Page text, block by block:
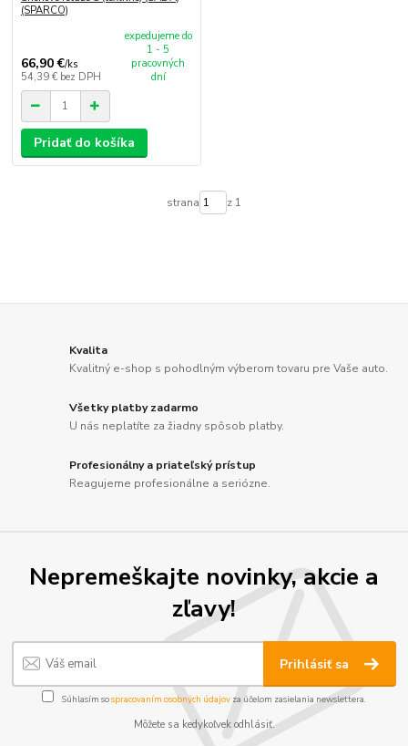
(SPARCO)
66,90 €/ks
54,39 € bez DPH
expedujeme do
1 - 5
pracovných
dní
Pridať do košíka
strana z 1
Kvalita
Kvalitný e-shop s pohodlným výberom tovaru pre Vaše auto.
Všetky platby zadarmo
U nás neplatíte za žiadny spôsob platby.
Profesionálny a priateľský prístup
Reagujeme profesionálne a seriózne.
Nepremeškajte novinky, akcie a
zľavy!
Prihlásiť sa
Súhlasím sospracovaním osobných údajov za účelom zasielania newslettera.
Môžete sa kedykoľvek odhlásiť.